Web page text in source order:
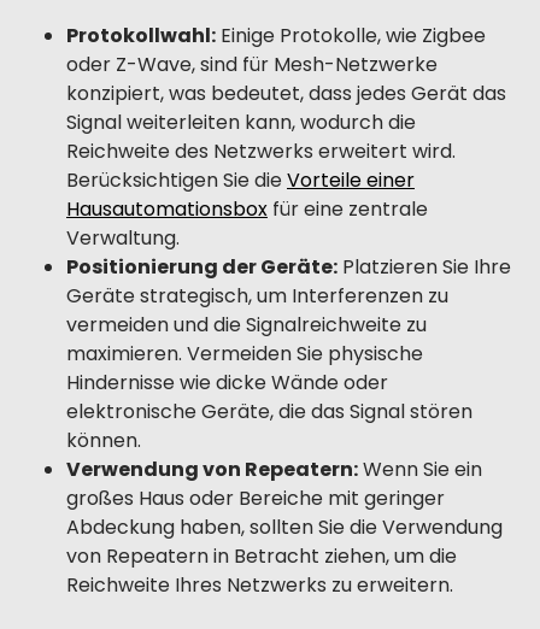
Protokollwahl: Einige Protokolle, wie Zigbee
oder Z-Wave, sind für Mesh-Netzwerke
konzipiert, was bedeutet, dass jedes Gerät das
Signal weiterleiten kann, wodurch die
Reichweite des Netzwerks erweitert wird.
Berücksichtigen Sie dieVorteile einer
Hausautomationsbox für eine zentrale
Verwaltung.
Positionierung der Geräte: Platzieren Sie Ihre
Geräte strategisch, um Interferenzen zu
vermeiden und die Signalreichweite zu
maximieren. Vermeiden Sie physische
Hindernisse wie dicke Wände oder
elektronische Geräte, die das Signal stören
können.
Verwendung von Repeatern:Wenn Sie ein
großes Haus oder Bereiche mit geringer
Abdeckung haben, sollten Sie die Verwendung
von Repeatern in Betracht ziehen, um die
Reichweite Ihres Netzwerks zu erweitern.